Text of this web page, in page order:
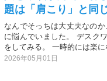
題は「肩こり」と同
なんでそっちは大丈夫なの
に悩んでいました。 デスク
をしてみる。 一時的には楽
2026年05月01日